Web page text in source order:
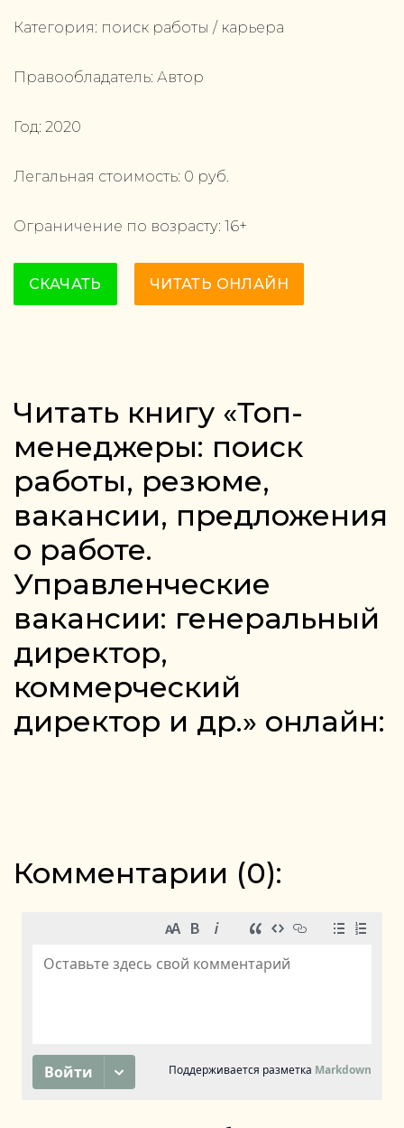
Категория: поиск работы / карьера
Правообладатель: Автор
Год: 2020
Легальная стоимость: 0 руб.
Ограничение по возрасту: 16+
СКАЧАТЬ ЧИТАТЬ ОНЛАЙН
Читать книгу «Топ-
менеджеры: поиск
работы, резюме,
вакансии, предложения
о работе.
Управленческие
вакансии: генеральный
директор,
коммерческий
директор и др.» онлайн:
Комментарии (0):